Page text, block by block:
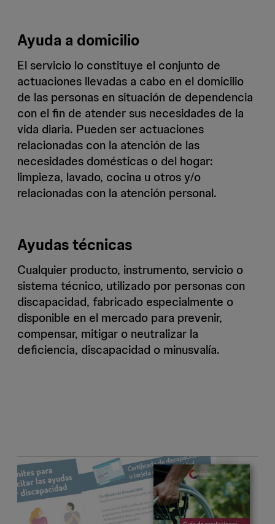
Ayuda a domicilio
El servicio lo constituye el conjunto de
actuaciones llevadas a cabo en el domicilio
de las personas en situación de dependencia
con el fin de atender sus necesidades de la
vida diaria. Pueden ser actuaciones
relacionadas con la atención de las
necesidades domésticas o del hogar:
limpieza, lavado, cocina u otros y/o
relacionadas con la atención personal.
Ayudas técnicas
Cualquier producto, instrumento, servicio o
sistema técnico, utilizado por personas con
discapacidad, fabricado especialmente o
disponible en el mercado para prevenir,
compensar, mitigar o neutralizar la
deficiencia, discapacidad o minusvalía.